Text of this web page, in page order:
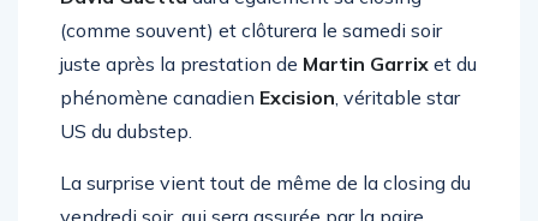
David Guettaaura également sa closing
(comme souvent) et clôturera le samedi soir
juste après la prestation deMartin Garrixet du
phénomène canadien
La surprise vient tout de même de la closing du